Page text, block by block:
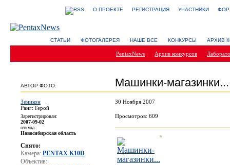
О ПРОЕКТЕ РЕГИСТРАЦИЯ УЧАСТНИКИ
СТАТЬИ ФОТОГАЛЕРЕЯ НАШЕ ВСЕ КОНКУРСЫ АРХИВ
PentaxNews Архив конкурсов
АВТОР ФОТО: Машинки-
Зеникон
Ранг: Герой
Зарегистрирован:
2007-09-02
откуда:
Новосибирская область
Снято:
Камера: PENTAX K10D
Объектив:
30 Ноября 2007
Просмотров: 609